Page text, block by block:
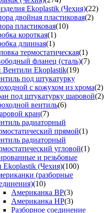
Ekoplastik (Чехия)(22)
двойная пластиковая(2)
пластиковая(10)
короткая(1)
длинная(1)
термостатическая(1)
фланец (сталь)(7)
Ekoplastik(19)
под штукатурку
с кожухом из хрома(2)
под штукатурку шаровой(2)
вентиль(6)
кран(7)
радиаторный
прямой(1)
радиаторный
угловой(1)
и резьбовые
Ekoplastik (Чехия)(100)
(разборные
(10)
Американка ВР(3)
Американка НР(3)
Разборное соединение